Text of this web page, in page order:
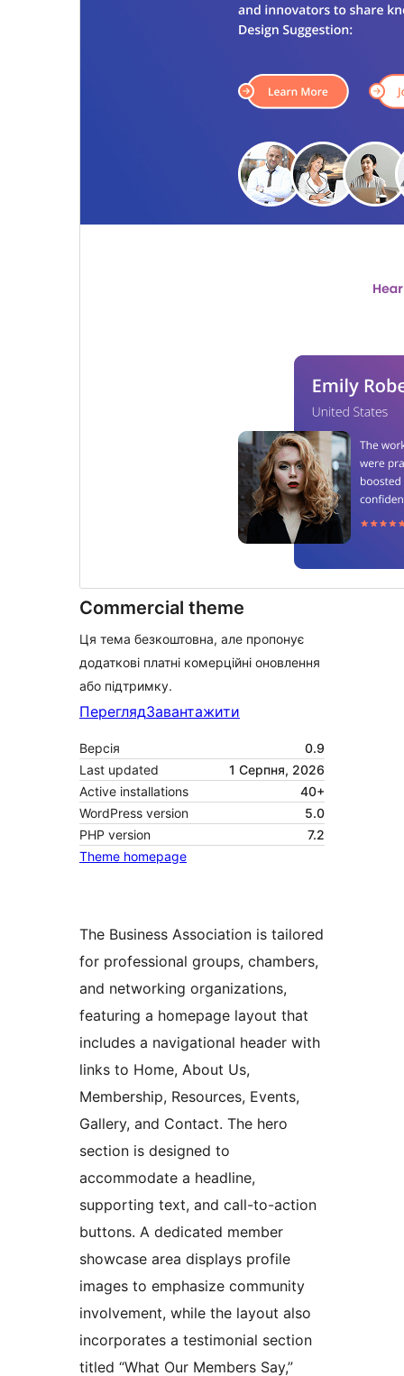
Commercial theme
Ця тема безкоштовна, але пропонує
додаткові платні комерційні оновлення
або підтримку.
ПереглядЗавантажити
Версія
0.9
Last updated
1 Серпня, 2026
Active installations
40+
WordPress version
5.0
PHP version
7.2
Theme homepage
The Business Association is tailored
for professional groups, chambers,
and networking organizations,
featuring a homepage layout that
includes a navigational header with
links to Home, About Us,
Membership, Resources, Events,
Gallery, and Contact. The hero
section is designed to
accommodate a headline,
supporting text, and call-to-action
buttons. A dedicated member
showcase area displays profile
images to emphasize community
involvement, while the layout also
incorporates a testimonial section
titled “What Our Members Say,”